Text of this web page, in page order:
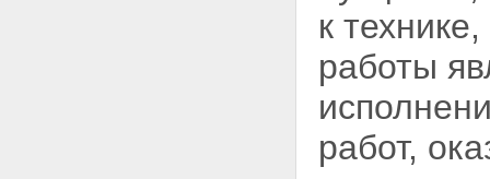
к
работы
работ,